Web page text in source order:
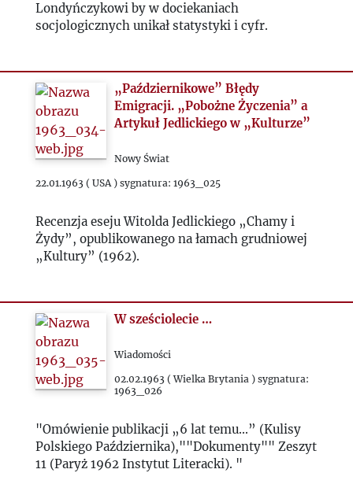
1986
1987
1989
1990
1991
1993
2000
Londyńczykowi by w dociekaniach
socjologicznych unikał statystyki i cyfr.
„Październikowe” Błędy
Emigracji. „Pobożne Życzenia” a
Artykuł Jedlickiego w „Kulturze”
Nowy Świat
22.01.1963 ( USA ) sygnatura: 1963_025
Recenzja eseju Witolda Jedlickiego „Chamy i
Żydy”, opublikowanego na łamach grudniowej
„Kultury” (1962).
W sześciolecie …
Wiadomości
02.02.1963 ( Wielka Brytania ) sygnatura:
1963_026
"Omówienie publikacji „6 lat temu...” (Kulisy
Polskiego Października),""Dokumenty"" Zeszyt
11 (Paryż 1962 Instytut Literacki). "